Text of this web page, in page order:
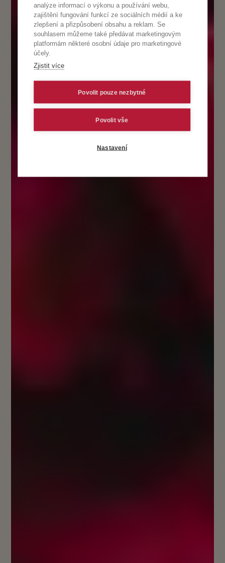
analýze informací o výkonu a používání webu,
zajištění fungování funkcí ze sociálních médií a ke
zlepšení a přizpůsobení obsahu a reklam. Se
souhlasem můžeme také předávat marketingovým
platformám některé osobní údaje pro marketingové
účely.
Zjistit více
Povolit pouze nezbytné
Povolit vše
Nastavení